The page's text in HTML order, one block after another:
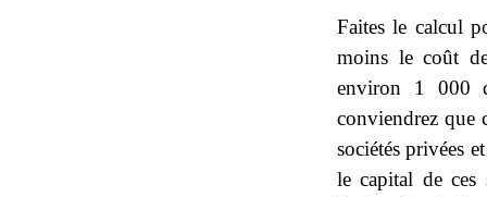
Faites le calcul
moins le coût
environ 1 000
conviendrez que
sociétés privées
le capital de ces